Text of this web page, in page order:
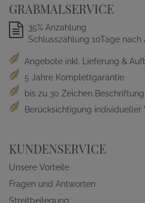
GRABMALSERVICE
35% Anzahlung
Schlusszahlung 10Tage nach
Angebote inkl. Lieferung &
5 Jahre Komplettgarantie
bis zu 30 Zeichen
Berücksichtigung individueller
KUNDENSERVICE
Unsere Vorteile
Fragen und Antworten
Streitbeilegung